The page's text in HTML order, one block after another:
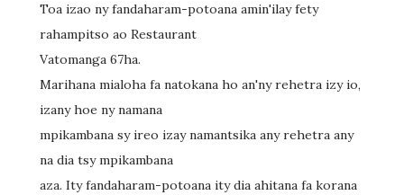
Toa izao ny fandaharam-potoana amin'ilay fety
rahampitso ao Restaurant
Vatomanga 67ha.
Marihana mialoha fa natokana ho an'ny rehetra izy io,
izany hoe ny namana
mpikambana sy ireo izay namantsika any rehetra any
na dia tsy mpikambana
aza. Ity fandaharam-potoana ity dia ahitana fa korana